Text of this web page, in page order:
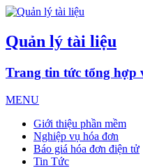
Quản lý tài liệu
Trang tin tức tổng hợp
MENU
Giới thiệu phần mềm
Nghiệp vụ hóa đơn
Báo giá hóa đơn điện tử
Tin Tức